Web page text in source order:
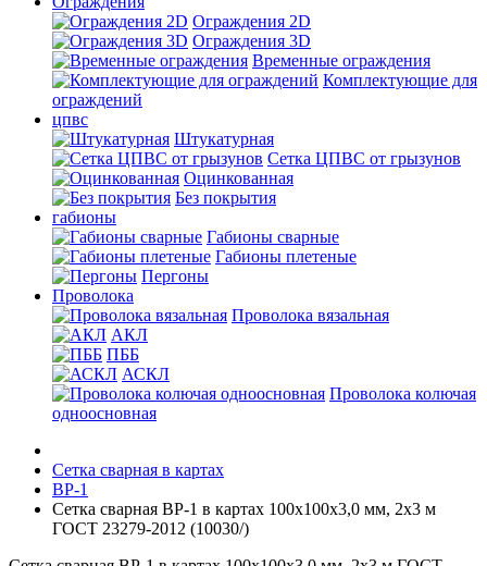
Ограждения 2D
Ограждения 3D
Временные ограждения
Комплектующие для
ограждений
цпвс
Штукатурная
Сетка ЦПВС от грызунов
Оцинкованная
Без покрытия
габионы
Габионы сварные
Габионы плетеные
Пергоны
Проволока
Проволока вязальная
АКЛ
ПББ
АСКЛ
Проволока колючая
одноосновная
Сетка сварная в картах
ВР-1
Сетка сварная ВР-1 в картах 100х100х3,0 мм, 2х3 м
ГОСТ 23279-2012 (10030/)